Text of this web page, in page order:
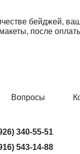
бейджей,
после
Вопросы
340-55-51
543-14-88